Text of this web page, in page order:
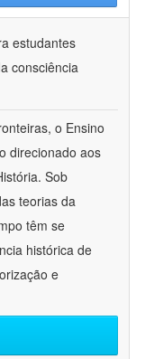
estudantes
consciência
o Ensino
direcionado aos
Sob
teorias da
têm se
histórica de
e